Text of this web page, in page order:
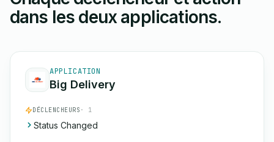
dans les deux applications.
APPLICATION
Big Delivery
DÉCLENCHEURS · 1
Status Changed